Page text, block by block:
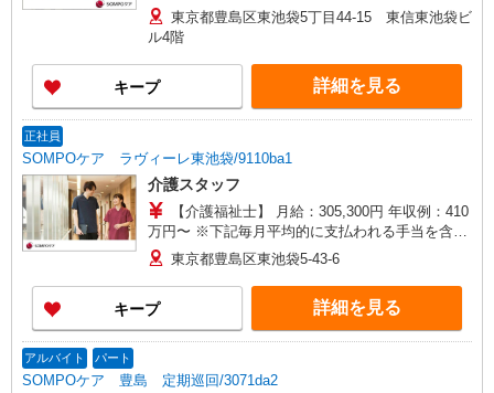
340万円〜 ※職務手当、（東京都）居住支援特別
手当、働きがい向上手当、日祝手当（月平均2回
分）、在宅手当（月平均20回分）等、毎月平均的
に支払われる手当を含みます。 ※居住支援特別手
当は勤続5年目までの方はさらに1万円支給（再入
社は除く） ◎賞与：基本給2.08ヶ月分/年支給 ◎
東京都豊島区東池袋5丁目44-15 東信東池袋ビ
ル4階
キープ 詳細を見る
正社員
SOMPOケア ラヴィーレ東池袋/9110ba1
介護スタッフ
【介護福祉士】 月給：305,300円 年収例：410
万円〜 ※下記毎月平均的に支払われる手当を含み
ます。 ・職務手当 ・特別職務手当 ・特別地域手
当 ・（東京都）居住支援特別手当 ・働きがい向上
手当 ・特別夜勤手当 ・日祝手当（月平均2回分）
・夜勤手当（月平均5回分） ※居住支援特別手当
は勤続5年目までの方はさらに1万円支給（再入社
業時は別途時間外手当支給（超過1分〜）
東京都豊島区東池袋5-43-6
キープ 詳細を見る
アルバイト パート
SOMPOケア 豊島 定期巡回/3071da2